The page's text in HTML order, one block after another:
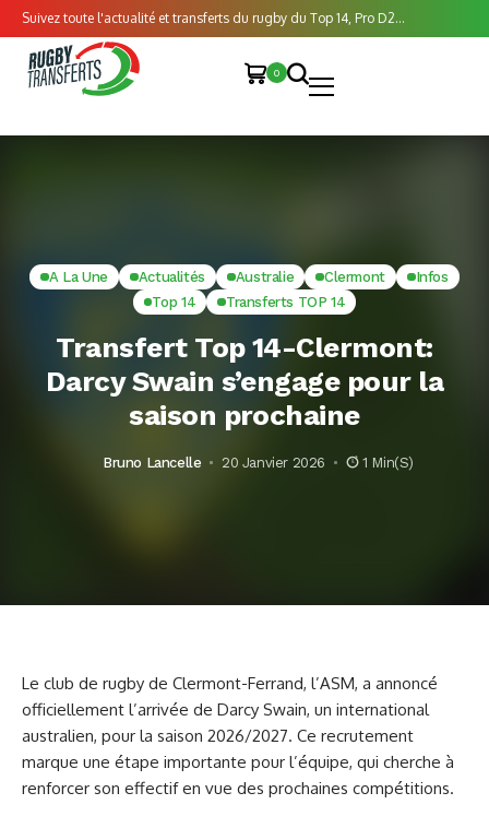
Suivez toute l'actualité et transferts du rugby du Top 14, Pro D2...
0
A La Une Actualités Australie Clermont
Infos
Top 14
Transferts TOP 14
Transfert Top 14-Clermont:
Darcy Swain s’engage pour la
saison prochaine
Bruno Lancelle 20 Janvier 2026 1 Min(s)
Le club de rugby de Clermont-Ferrand, l’ASM, a annoncé
officiellement l’arrivée de Darcy Swain, un international
australien, pour la saison 2026/2027. Ce recrutement
marque une étape importante pour l’équipe, qui cherche à
renforcer son effectif en vue des prochaines compétitions.